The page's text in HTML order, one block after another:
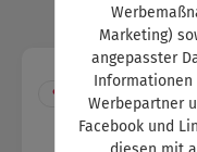
• MAGAZIN + DIGITAL
Marketing)
angepasster
Informationen
Werbepartner
Facebook und